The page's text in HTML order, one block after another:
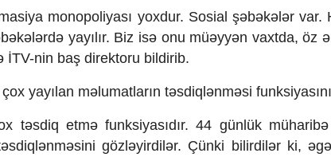
monopoliyası yoxdur. Sosial şəbəkələr var.
yayılır. Biz isə onu müəyyən vaxtda, öz
İTV-nin baş direktoru bildirib.
yayılan məlumatların təsdiqlənməsi
təsdiq etmə funksiyasıdır. 44 günlük
gözləyirdilər. Çünki bilirdilər ki,